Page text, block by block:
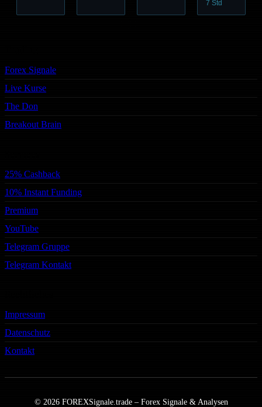
7 Std
Forex Signale
Live Kurse
The Don
Breakout Brain
25% Cashback
10% Instant Funding
Premium
YouTube
Telegram Gruppe
Telegram Kontakt
Impressum
Datenschutz
Kontakt
© 2026 FOREXSignale.trade – Forex Signale & Analysen